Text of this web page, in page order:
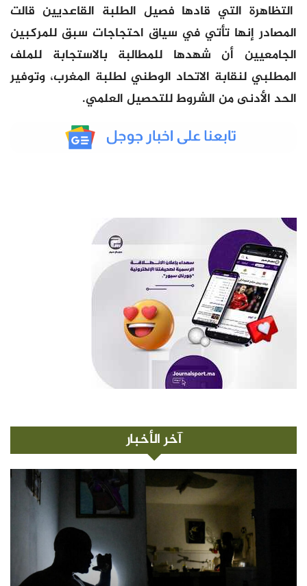
التظاهرة التي قادها فصيل الطلبة القاعديين قالت
المصادر إنها تأتي في سياق احتجاجات سبق للمركبين
الجامعيين أن شهدها للمطالبة بالاستجابة للملف
المطلبي لنقابة الاتحاد الوطني لطلبة المغرب، وتوفير
الحد الأدنى من الشروط للتحصيل العلمي.
آخر الأخبار